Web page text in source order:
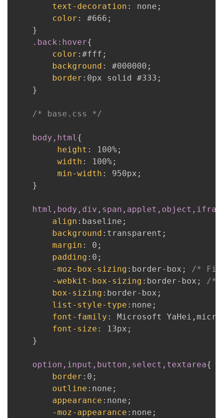
text-decoration : none ;
color : #666 ;
}
.back:hover{
color : #fff ;
background : #000000 ;
border : 0px solid #333 ;
}
/* base.css */
body,html{
height : 100%;
width : 100%;
min-width : 950px ;
}
align : baseline ;
background : transparent ;
margin : 0 ;
padding : 0 ;
-moz-box-sizing : border-box ;
/*
-webkit-box-sizing : border-box ;
/*
box-sizing : border-box ;
list-style-type : none ;
font-family : Microsoft YaHei ,
font-size : 13px ;
}
option,input,button,select,textarea{
border : 0 ;
outline : none ;
appearance : none ;
-moz-appearance : none ;